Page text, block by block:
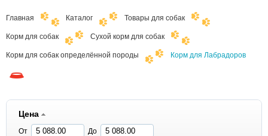
Главная Каталог Товары для собак
Корм для собак Сухой корм для собак
Корм для собак определённой породы Корм для Лабрадоров
Цена
От До